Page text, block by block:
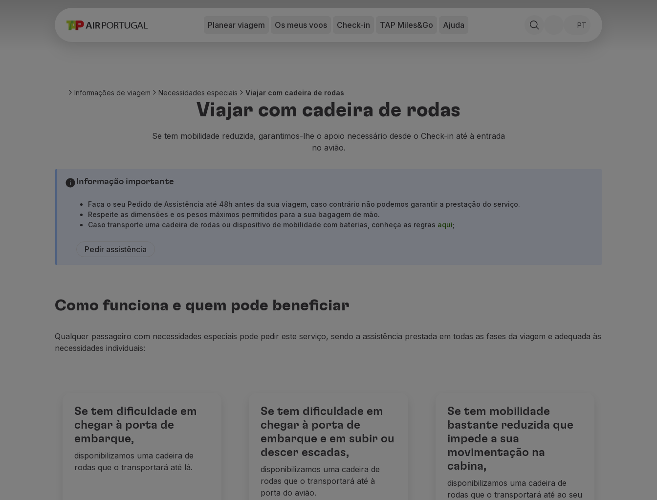
Reservar
Ponte Aérea
Requisitos e documentação
Voar em Business
Voar em Economy Prime
Voar em Economy
Entretenimento
Extras e Upgrades
Fatura online
Extras
Alugar carro
Programa TAP Miles&Go
Conhecer o Programa
Acumular milhas
Utilizar milhas
Parceiros
Club TAP Miles&Go
Planear viagem Os meus voos Check-in TAP Miles&Go Ajuda PT
Informações de viagem Necessidades especiais Viajar com cadeira de rodas
Viajar com cadeira de rodas
Se tem mobilidade reduzida, garantimos-lhe o apoio necessário desde o Check-in até à entrada
no avião.
Informação importante
Faça o seu Pedido de Assistência até 48h antes da sua viagem, caso contrário não podemos garantir a prestação do serviço.
Respeite as dimensões e os pesos máximos permitidos para a sua bagagem de mão.
Caso transporte uma cadeira de rodas ou dispositivo de mobilidade com baterias, conheça as regras aqui;
Pedir assistência
Como funciona e quem pode beneficiar
Qualquer passageiro com necessidades especiais pode pedir este serviço, sendo a assistência prestada em todas as fases da viagem e adequada às
necessidades individuais:
Se tem dificuldade em
chegar à porta de
embarque,
disponibilizamos uma cadeira de
rodas que o transportará até lá.
Se tem dificuldade em
chegar à porta de
embarque e em subir ou
descer escadas,
disponibilizamos uma cadeira de
rodas que o transportará até à
porta do avião.
Se tem mobilidade
bastante reduzida que
impede a sua
movimentação na
cabina,
disponibilizamos uma cadeira de
rodas que o transportará até ao seu